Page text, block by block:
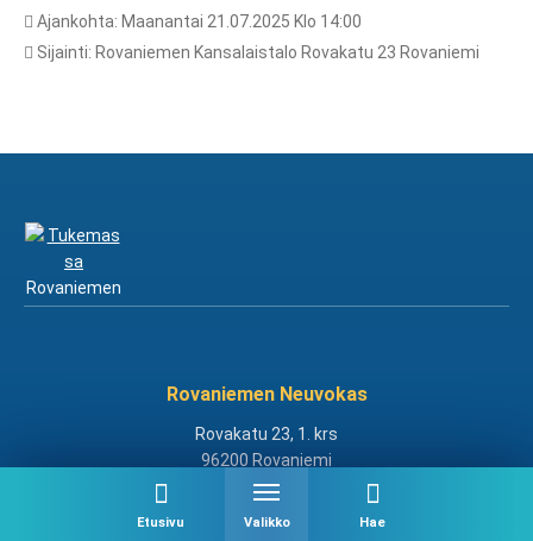
Etusivu Valikko Hae
Ajankohta: Maanantai 21.07.2025 Klo 14:00
Sijainti: Rovaniemen Kansalaistalo Rovakatu 23 Rovaniemi
Rovaniemen Neuvokas
Rovakatu 23, 1. krs
96200 Rovaniemi
www.mieliyhdistykset.fi/rovaniemi